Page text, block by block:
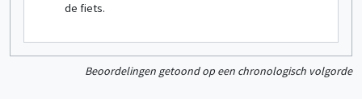
de fiets.
Beoordelingen getoond op een chronologisch volgorde